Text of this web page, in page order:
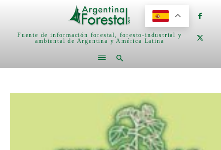
Fuente de información forestal, foresto-industrial y
ambiental de Argentina y América Latina